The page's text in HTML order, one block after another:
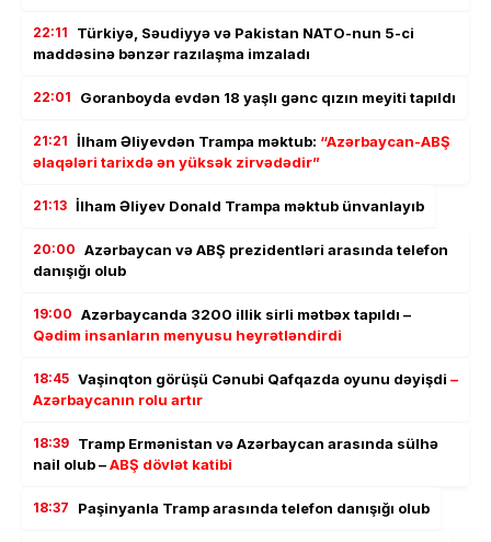
22:11
Türkiyə, Səudiyyə və Pakistan NATO-nun 5-ci
maddəsinə bənzər razılaşma imzaladı
22:01 Goranboyda evdən 18 yaşlı gənc qızın meyiti tapıldı
21:21 İlham Əliyevdən Trampa məktub: “Azərbaycan-ABŞ
əlaqələri tarixdə ən yüksək zirvədədir”
21:13 İlham Əliyev Donald Trampa məktub ünvanlayıb
20:00 Azərbaycan və ABŞ prezidentləri arasında telefon
danışığı olub
19:00 Azərbaycanda 3200 illik sirli mətbəx tapıldı –
Qədim insanların menyusu heyrətləndirdi
18:45 Vaşinqton görüşü Cənubi Qafqazda oyunu dəyişdi –
Azərbaycanın rolu artır
18:39 Tramp Ermənistan və Azərbaycan arasında sülhə
nail olub –ABŞ dövlət katibi
18:37 Paşinyanla Tramp arasında telefon danışığı olub